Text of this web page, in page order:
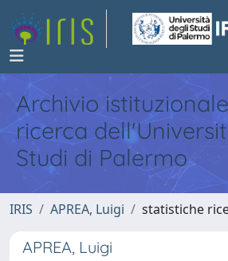
Archivio
ricerca
Studi di Palermo
IRIS APREA, Luigi statistiche
APREA, Luigi